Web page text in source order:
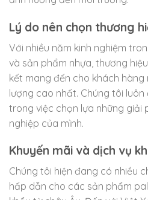
Lý do nên chọn thương
Với nhiều năm kinh nghiệm
và sản phẩm nhựa, thương
kết mang đến cho khách
lượng cao nhất. Chúng tôi
trong việc chọn lựa những
nghiệp của mình.
Khuyến mãi và dịch vụ
Chúng tôi hiện đang có nhiều
hấp dẫn cho các sản phẩm